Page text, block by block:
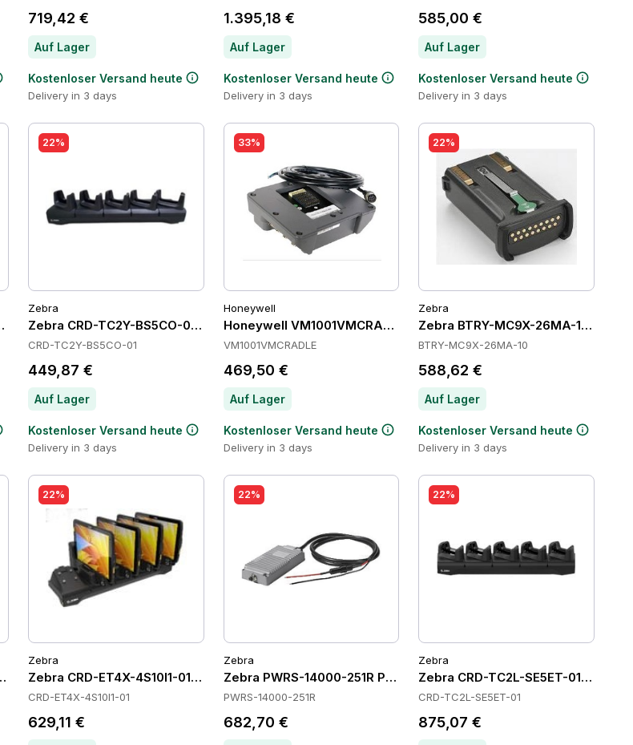
719,42 €
Auf Lager
Kostenloser Versand heute
Delivery in 3 days
1.395,18 €
Auf Lager
Kostenloser Versand heute
Delivery in 3 days
585,00 €
Auf Lager
Kostenloser Versand heute
Delivery in 3 days
Batteries
22%
Zebra
Zebra CRD-TC2Y-BS5CO-01 Cradles
CRD-TC2Y-BS5CO-01
449,87 €
Auf Lager
Kostenloser Versand heute
Delivery in 3 days
33%
Honeywell
Honeywell VM1001VMCRADLE Cradles
VM1001VMCRADLE
469,50 €
Auf Lager
Kostenloser Versand heute
Delivery in 3 days
22%
Zebra
Zebra BTRY-MC9X-26MA-10
BTRY-MC9X-26MA-10
588,62 €
Auf Lager
Kostenloser Versand heute
Delivery in 3 days
Batteries
22%
Zebra
Zebra CRD-ET4X-4S10I1-01 Cradles
CRD-ET4X-4S10I1-01
629,11 €
22%
Zebra
Zebra PWRS-14000-251R Power Supply
PWRS-14000-251R
682,70 €
22%
Zebra
Zebra CRD-TC2L-SE5ET-01 Cradles
CRD-TC2L-SE5ET-01
875,07 €